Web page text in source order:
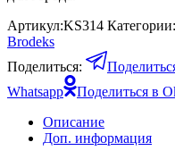
Артикул:KS314 Категории:
Brodeks
Поделиться:
Whatsapp
Поделиться в
Описание
Доп. информация